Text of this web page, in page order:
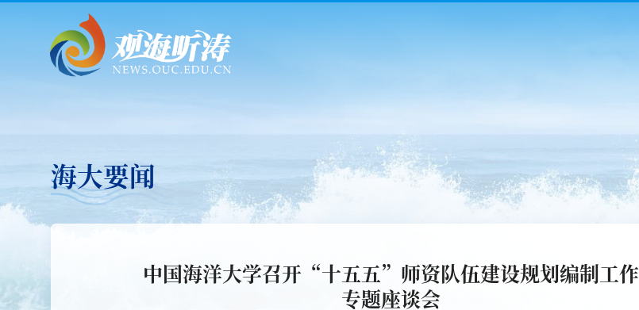
海大要闻
中国海洋大学召开“十五五”师资队伍建设规划编制工作
专题座谈会